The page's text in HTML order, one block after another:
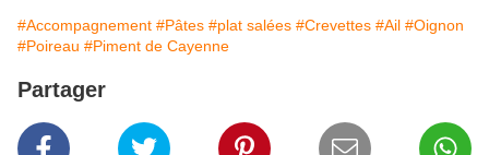
#Accompagnement #Pâtes #plat salées #Crevettes #Ail #Oignon
#Poireau #Piment de Cayenne
Partager